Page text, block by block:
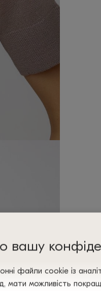
вашу
файли сооkіе із
мати можливість